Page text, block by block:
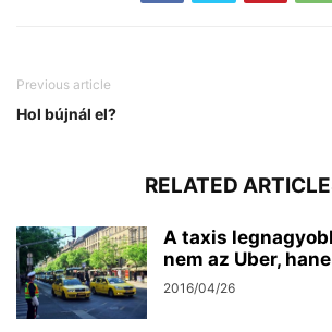
Previous article
Hol bújnál el?
RELATED
A taxis
nem az Uber,
2016/04/26